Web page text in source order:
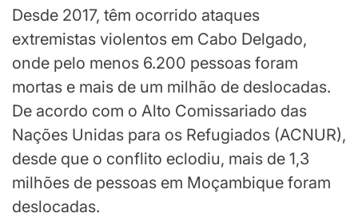
Desde 2017, têm ocorrido ataques
extremistas violentos em Cabo Delgado,
onde pelo menos 6.200 pessoas foram
mortas e mais de um milhão de deslocadas.
De acordo com o Alto Comissariado das
Nações Unidas para os Refugiados (ACNUR),
desde que o conflito eclodiu, mais de 1,3
milhões de pessoas em Moçambique foram
deslocadas.